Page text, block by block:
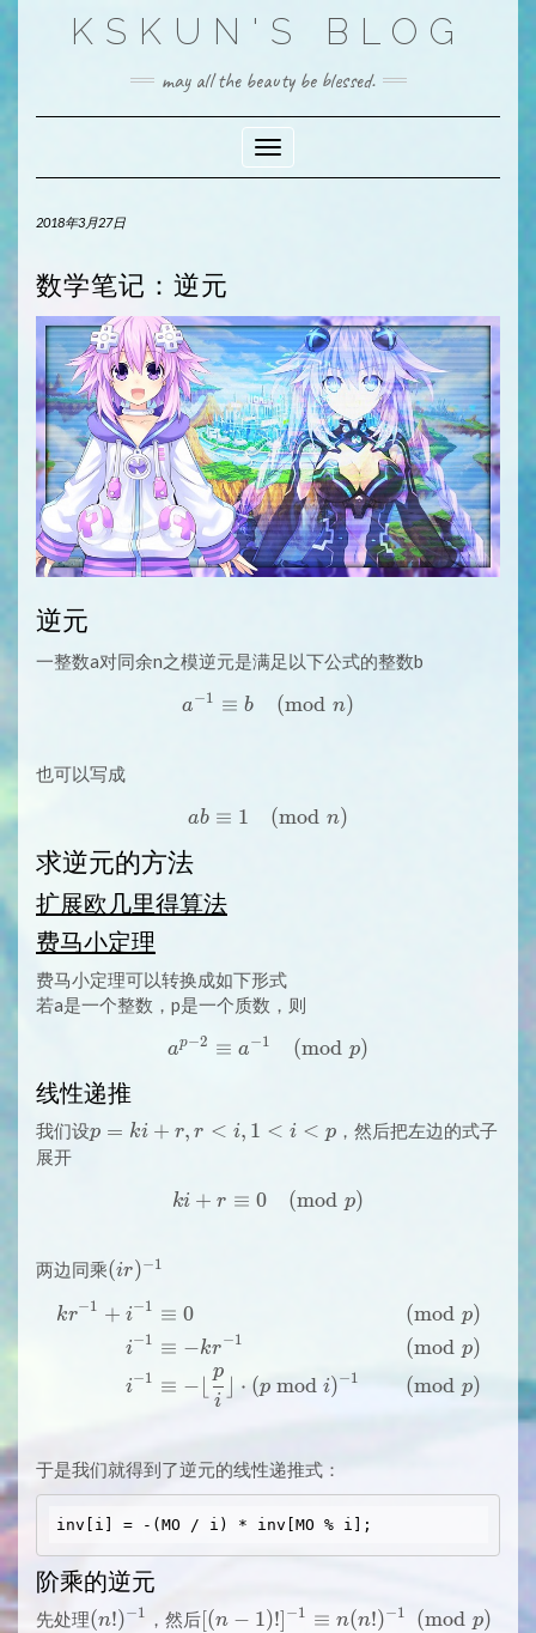
KSKUN'S BLOG
may all the beauty be blessed.
Toggle Navigation
2018年3月27日
数学笔记：逆元
逆元
一整数a对同余n之模逆元是满足以下公式的整数b
a^{-1} \equiv b \pmod{n}
a−1 ≡ b (mod n)
也可以写成
ab \equiv 1 \pmod{n}
ab ≡ 1 (mod n)
求逆元的方法
扩展欧几里得算法
费马小定理
费马小定理可以转换成如下形式
若a是一个整数，p是一个质数，则
a^{p-2} \equiv a^{-1}
ap−2 ≡ a−1 (mod p)
线性递推
我们设p=ki+r,
p = ki + r, r < i, 1 < i < p，然后把左边的式子
展开
ki + r \equiv 0 \pmod{p}
ki + r ≡ 0 (mod p)
两边同乘(ir)^{-1}
(ir)−1
\begin{aligned} kr^{-1}
kr−1 + i−1
i−1
i−1
≡ 0
≡ −kr−1
≡ −⌊
i
p
⌋ ⋅ (p mod i)−1
(mod p)
(mod p)
(mod p)
于是我们就得到了逆元的线性递推式：
阶乘的逆元
先处理(n!)^{-1}
(n!)−1 ，然后[(n-
[(n − 1)!] −1 ≡ n(n!)−1 (mod p)